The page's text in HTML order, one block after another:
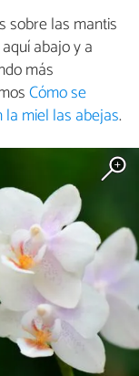
sobre las mantis
abajo y a
más
Cómo se
la miel las abejas.